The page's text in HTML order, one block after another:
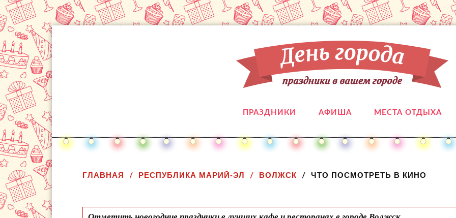
ПРАЗДНИКИ АФИША МЕСТА ОТДЫХА
ГЛАВНАЯ РЕСПУБЛИКА МАРИЙ-ЭЛ ВОЛЖСК ЧТО ПОСМОТРЕТЬ В КИНО